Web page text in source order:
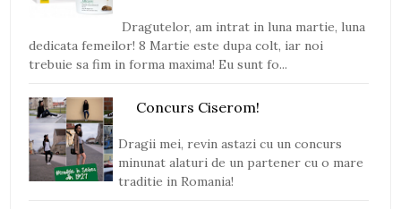
Dragutelor, am intrat in luna martie, luna
dedicata femeilor! 8 Martie este dupa colt, iar noi
trebuie sa fim in forma maxima! Eu sunt fo...
Concurs Ciserom!
Dragii mei, revin astazi cu un concurs
minunat alaturi de un partener cu o mare
traditie in Romania!